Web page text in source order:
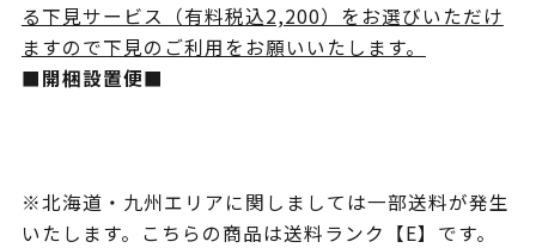
る下見サービス（有料税込2,200）をお選びいただけ
ますので下見のご利用をお願いいたします。
■開梱設置便■
※北海道・九州エリアに関しましては一部送料が発生
いたします。こちらの商品は送料ランク【E】です。